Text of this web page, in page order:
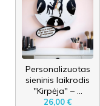
Personalizuotas
sieninis laikrodis
"Kirpėja" – ...
26,00 €